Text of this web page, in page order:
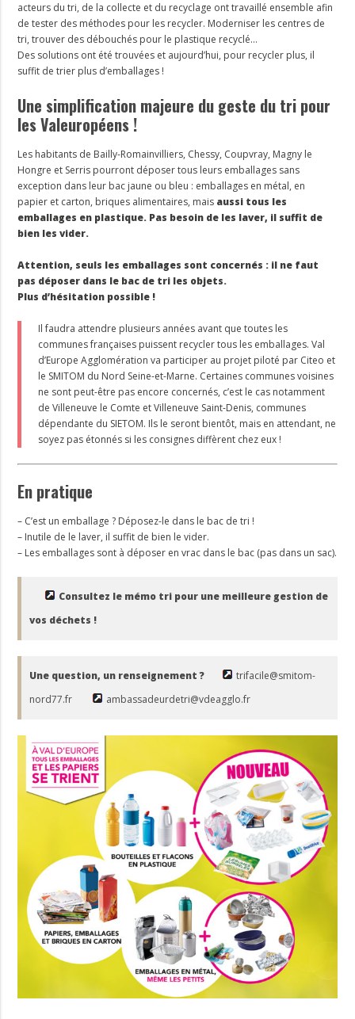
acteurs du tri, de la collecte et du recyclage ont travaillé ensemble afin
de tester des méthodes pour les recycler. Moderniser les centres de
tri, trouver des débouchés pour le plastique recyclé…
Des solutions ont été trouvées et aujourd’hui, pour recycler plus, il
suffit de trier plus d’emballages !
Une simplification majeure du geste du tri pour
les Valeuropéens !
Les habitants de Bailly-Romainvilliers, Chessy, Coupvray, Magny le
Hongre et Serris pourront déposer tous leurs emballages sans
exception dans leur bac jaune ou bleu : emballages en métal, en
papier et carton, briques alimentaires, mais aussi tous les
emballages en plastique. Pas besoin de les laver, il suffit de
bien les vider.
Attention, seuls les emballages sont concernés : il ne faut
pas déposer dans le bac de tri les objets.
Plus d’hésitation possible !
Il faudra attendre plusieurs années avant que toutes les
communes françaises puissent recycler tous les emballages. Val
d’Europe Agglomération va participer au projet piloté par Citeo et
le SMITOM du Nord Seine-et-Marne. Certaines communes voisines
ne sont peut-être pas encore concernés, c’est le cas notamment
de Villeneuve le Comte et Villeneuve Saint-Denis, communes
dépendante du SIETOM. Ils le seront bientôt, mais en attendant, ne
soyez pas étonnés si les consignes diffèrent chez eux !
En pratique
– C’est un emballage ? Déposez-le dans le bac de tri !
– Inutile de le laver, il suffit de bien le vider.
– Les emballages sont à déposer en vrac dans le bac (pas dans un sac).
Consultez le mémo tri pour une meilleure gestion de
vos déchets !
Une question, un renseignement ?
trifacile@smitom-
nord77.fr
ambassadeurdetri@vdeagglo.fr